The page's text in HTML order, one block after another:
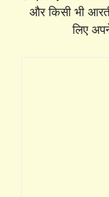
और किसी भी
लिए